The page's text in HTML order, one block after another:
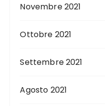
Novembre 2021
Ottobre 2021
Settembre 2021
Agosto 2021